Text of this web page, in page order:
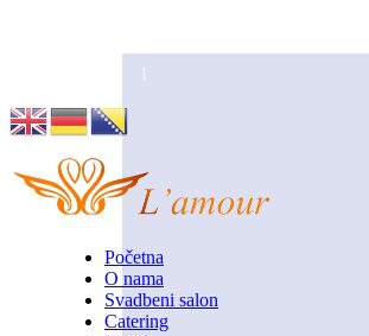
Početna
O nama
Svadbeni salon
Catering